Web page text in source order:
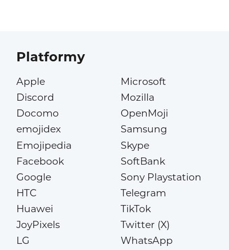
Platformy
Apple
Discord
Docomo
emojidex
Emojipedia
Facebook
Google
HTC
Huawei
JoyPixels
LG
Microsoft
Mozilla
OpenMoji
Samsung
Skype
SoftBank
Sony Playstation
Telegram
TikTok
Twitter (X)
WhatsApp